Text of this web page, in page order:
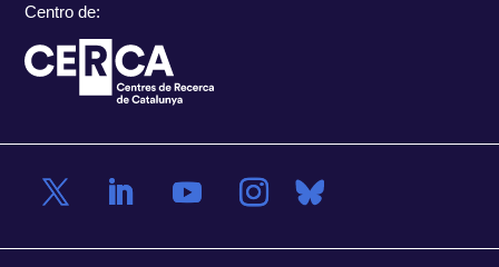
Centro de: